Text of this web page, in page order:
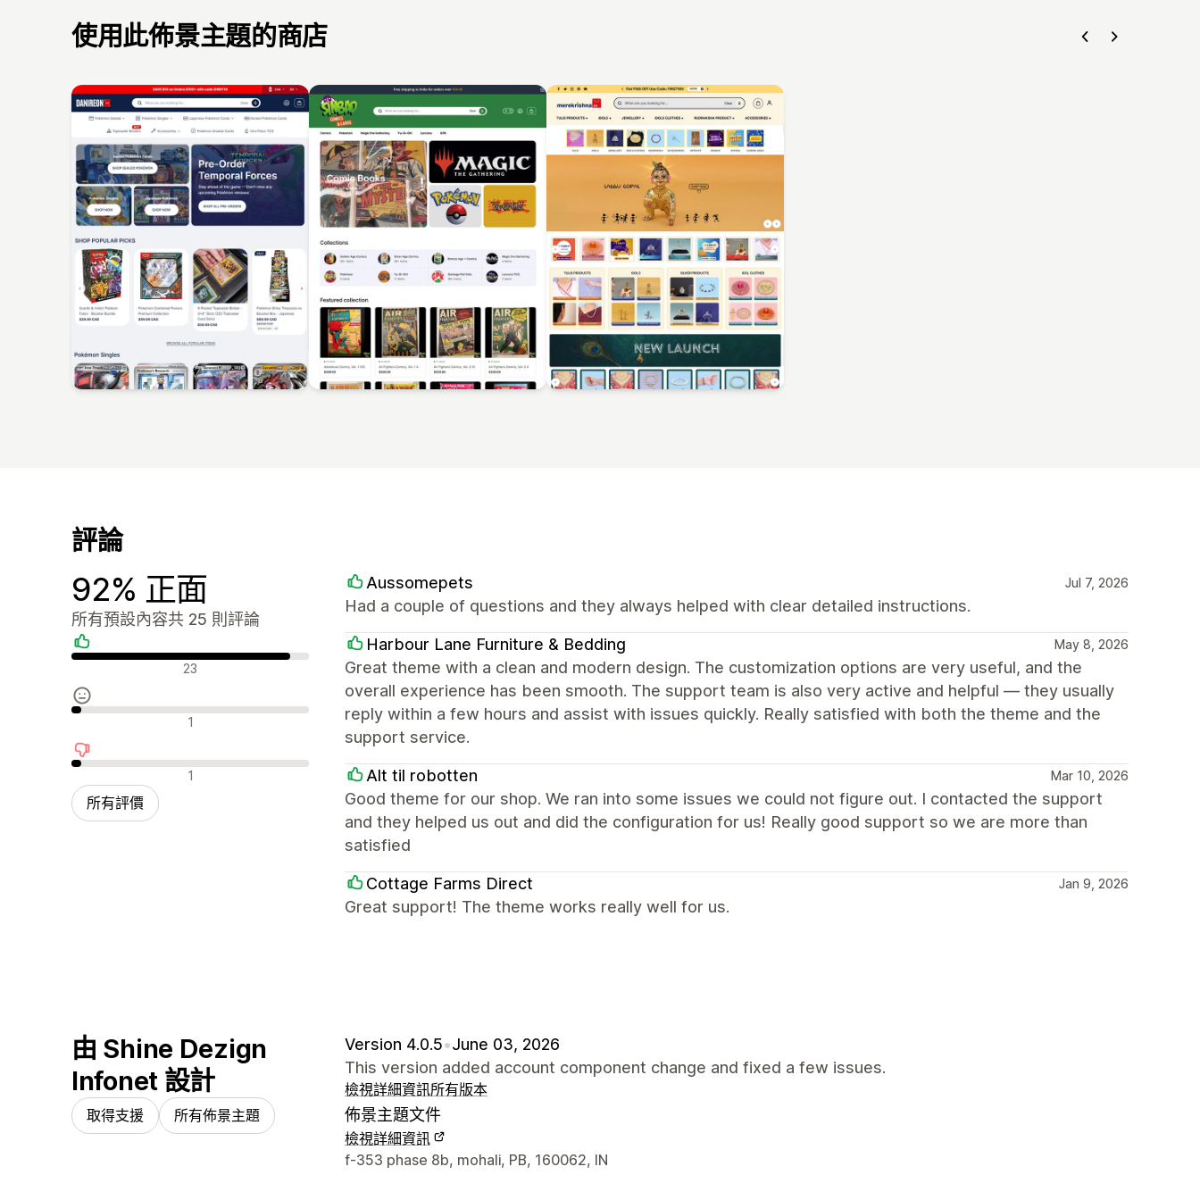
使用此佈景主題的商店
評論
92% 正面
所有預設內容共 25 則評論
正面評論 23
中立評論 1
負面評論 1
所有評價
Aussomepets Jul 7, 2026
Had a couple of questions and they always helped with clear detailed instructions.
Harbour Lane Furniture & Bedding May 8, 2026
Great theme with a clean and modern design. The customization options are very useful, and the
overall experience has been smooth. The support team is also very active and helpful — they usually
reply within a few hours and assist with issues quickly. Really satisfied with both the theme and the
support service.
Alt til robotten Mar 10, 2026
Good theme for our shop. We ran into some issues we could not figure out. I contacted the support
and they helped us out and did the configuration for us! Really good support so we are more than
satisfied
Cottage Farms Direct Jan 9, 2026
Great support! The theme works really well for us.
由 Shine Dezign
Infonet 設計
取得支援 所有佈景主題
Version 4.0.5•June 03, 2026
This version added account component change and fixed a few issues.
檢視詳細資訊所有版本
佈景主題文件
檢視詳細資訊
設計者聯絡詳細資訊
f-353 phase 8b, mohali, PB, 160062, IN